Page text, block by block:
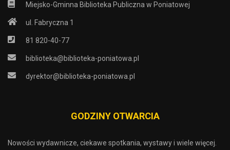
Miejsko-Gminna Biblioteka Publiczna w Poniatowej
ul. Fabryczna 1
81 820-40-77
biblioteka@biblioteka-poniatowa.pl
dyrektor@biblioteka-poniatowa.pl
GODZINY OTWARCIA
Nowości wydawnicze, ciekawe spotkania, wystawy i wiele więcej.